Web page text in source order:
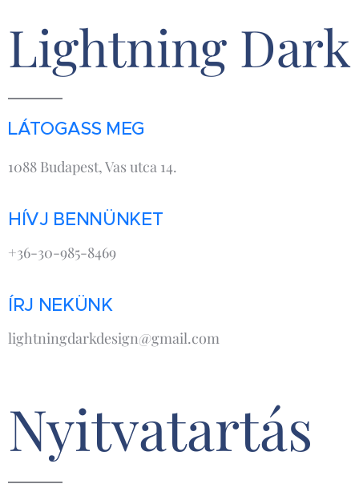
Lightning Dark
LÁTOGASS MEG
1088 Budapest, Vas utca 14.
HÍVJ BENNÜNKET
+36-30-985-8469
ÍRJ NEKÜNK
lightningdarkdesign@gmail.com
Nyitvatartás